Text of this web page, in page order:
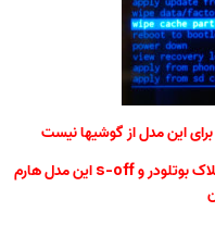
این مدل از گوشیها نیست
به زودی به صورت جامع آموزش حذف frp و آنلاک بوتلودر و s-off این مدل هارم